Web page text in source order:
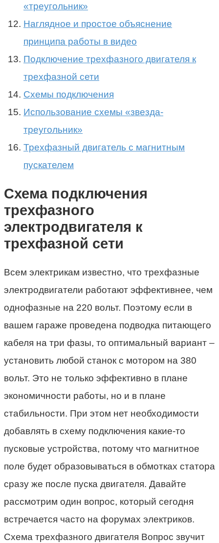
«треугольник»
Наглядное и простое объяснение
принципа работы в видео
Подключение трехфазного двигателя к
трехфазной сети
Схемы подключения
Использование схемы «звезда-
треугольник»
Трехфазный двигатель с магнитным
пускателем
Схема подключения
трехфазного
электродвигателя к
трехфазной сети
Всем электрикам известно, что трехфазные
электродвигатели работают эффективнее, чем
однофазные на 220 вольт. Поэтому если в
вашем гараже проведена подводка питающего
кабеля на три фазы, то оптимальный вариант –
установить любой станок с мотором на 380
вольт. Это не только эффективно в плане
экономичности работы, но и в плане
стабильности. При этом нет необходимости
добавлять в схему подключения какие-то
пусковые устройства, потому что магнитное
поле будет образовываться в обмотках статора
сразу же после пуска двигателя. Давайте
рассмотрим один вопрос, который сегодня
встречается часто на форумах электриков.
Схема трехфазного двигателя Вопрос звучит